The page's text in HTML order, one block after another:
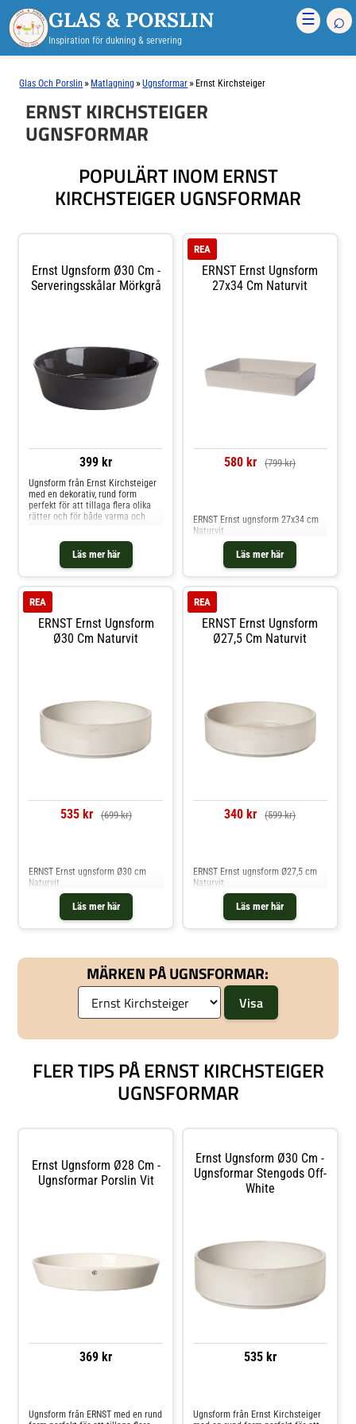
GLAS & PORSLIN
Inspiration för dukning & servering
☰ ⌕
Glas Och Porslin » Matlagning »Ugnsformar » Ernst Kirchsteiger
ERNST KIRCHSTEIGER
UGNSFORMAR
POPULÄRT INOM ERNST
KIRCHSTEIGER UGNSFORMAR
Ernst Ugnsform Ø30 Cm -
Serveringsskålar Mörkgrå
399 kr
Läs mer här
Ugnsform från Ernst Kirchsteiger
med en dekorativ, rund form
perfekt för att tillaga flera olika
rätter och för både varma och
från Ernst Kirchsteiger- Ø30 cm.-
Gjord av stengods.- Rund
form.Skötselråd för ugnsformen-
och mer Skålar & Uppläggningsfat
hos Royal Design.
ERNST Ernst Ugnsform
27x34 Cm Naturvit
REA
580 kr (799 kr)
Läs mer här
ERNST Ernst ugnsform 27x34 cm
Naturvit
ERNST Ernst Ugnsform
Ø30 Cm Naturvit
REA
535 kr (699 kr)
Läs mer här
ERNST Ernst ugnsform Ø30 cm
Naturvit
ERNST Ernst Ugnsform
Ø27,5 Cm Naturvit
REA
340 kr (599 kr)
Läs mer här
ERNST Ernst ugnsform Ø27,5 cm
Naturvit
MÄRKEN PÅ UGNSFORMAR:
FLER TIPS PÅ ERNST KIRCHSTEIGER
UGNSFORMAR
Ernst Ugnsform Ø28 Cm -
Ugnsformar Porslin Vit
369 kr
Ugnsform från ERNST med en rund
Ernst Ugnsform Ø30 Cm -
Ugnsformar Stengods Off-
White
535 kr
Ugnsform från Ernst Kirchsteiger